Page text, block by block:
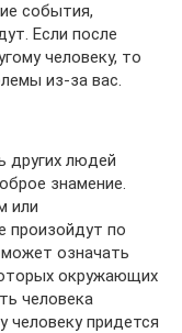
события,
Если после
человеку, то
из-за вас.
других людей
знамение.
или
произойдут по
означать
окружающих
человека
человеку придется